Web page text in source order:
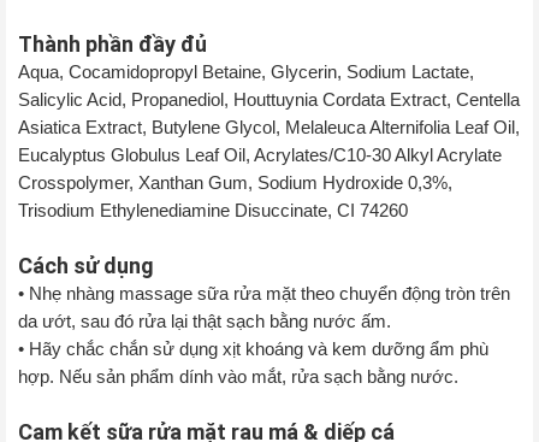
Thành phần đầy đủ
Aqua, Cocamidopropyl Betaine, Glycerin, Sodium Lactate,
Salicylic Acid, Propanediol, Houttuynia Cordata Extract, Centella
Asiatica Extract, Butylene Glycol, Melaleuca Alternifolia Leaf Oil,
Eucalyptus Globulus Leaf Oil, Acrylates/C10-30 Alkyl Acrylate
Crosspolymer, Xanthan Gum, Sodium Hydroxide 0,3%,
Trisodium Ethylenediamine Disuccinate, CI 74260
Cách sử dụng
• Nhẹ nhàng massage sữa rửa mặt theo chuyển động tròn trên
da ướt, sau đó rửa lại thật sạch bằng nước ấm.
• Hãy chắc chắn sử dụng xịt khoáng và kem dưỡng ẩm phù
hợp. Nếu sản phẩm dính vào mắt, rửa sạch bằng nước.
Cam kết sữa rửa mặt rau má & diếp cá